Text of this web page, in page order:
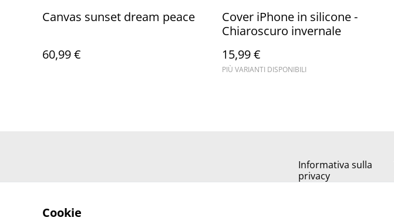
Canvas sunset dream peace
60,99 €
Cover iPhone in silicone -
Chiaroscuro invernale
15,99 €
PIÙ VARIANTI DISPONIBILI
Informativa sulla
privacy
Cookie